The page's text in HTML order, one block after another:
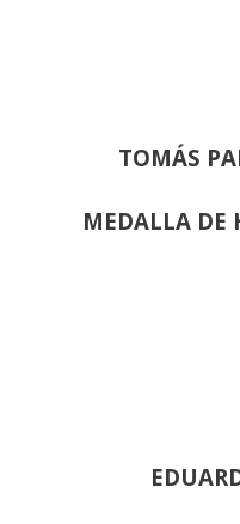
TOMÁS
MEDALLA DE